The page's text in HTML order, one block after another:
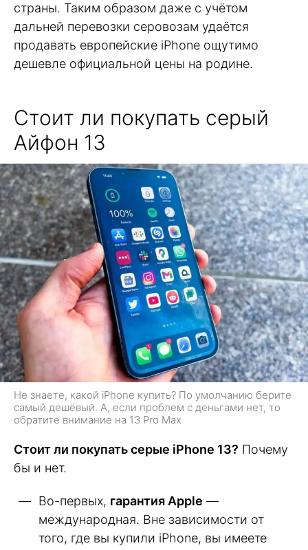
страны. Таким образом даже с учётом
дальней перевозки серовозам удаётся
продавать европейские iPhone ощутимо
дешевле официальной цены на родине.
Стоит ли покупать серый
Айфон 13
Не знаете, какой iPhone купить? По умолчанию берите
самый дешёвый. А, если проблем с деньгами нет, то
обратите внимание на 13 Pro Max
Стоит ли покупать серые iPhone 13? Почему
бы и нет.
Во-первых, гарантия Apple —
международная. Вне зависимости от
того, где вы купили iPhone, вы имеете